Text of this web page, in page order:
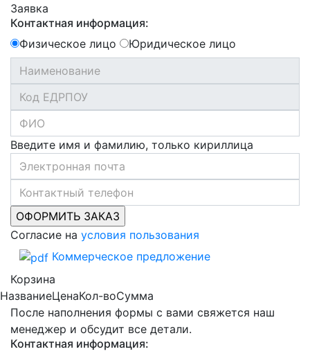
Заявка
Контактная информация:
Физическое лицо
Юридическое лицо
Введите имя и фамилию, только кириллица
Согласие на условия пользования
Коммерческое предложение
Корзина
НазваниеЦенаКол-воСумма
После наполнения формы с вами свяжется наш
менеджер и обсудит все детали.
Контактная информация: